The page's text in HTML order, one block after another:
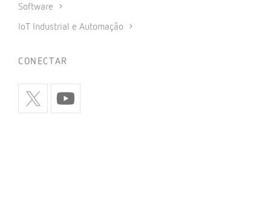
Software
IoT Industrial e Automação
CONECTAR